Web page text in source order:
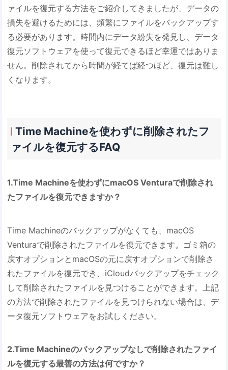
ァイルを復元する方法をご紹介してきましたが、データの
損失を避けるためには、頻繁にファイルをバックアップす
る必要があります。時間内にデータ紛失を発見し、データ
復元ソフトウェアを使って復元できるほど幸運ではありま
せん。削除されてから時間が経てば経つほど、復元は難し
くなります。
Time Machineを使わずに削除されたフ
ァイルを復元するFAQ
1.Time Machineを使わずにmacOS Venturaで削除され
たファイルを復元できますか？
Time Machineのバックアップがなくても、macOS
Venturaで削除されたファイルを復元できます。ゴミ箱の
戻すオプションとmacOSの元に戻すオプションで削除さ
れたファイルを復元でき、iCloudバックアップをチェック
して削除されたファイルを見つけることができます。上記
の方法で削除されたファイルを見つけられない場合は、デ
ータ復元ソフトウェアをお試しください。
2.Time Machineのバックアップなしで削除されたファイ
ルを復元する最善の方法は何ですか？